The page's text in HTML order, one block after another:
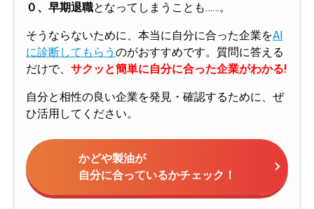
０、早期退職となってしまうことも……。
そうならないために、本当に自分に合った企業をAI
に診断してもらう のがおすすめです。質問に答える
だけで、 サクッと簡単に自分に合った企業がわかる!
自分と相性の良い企業を発見・確認するために、ぜ
ひ活用してください。
かどや製油が
自分に合っているかチェック！